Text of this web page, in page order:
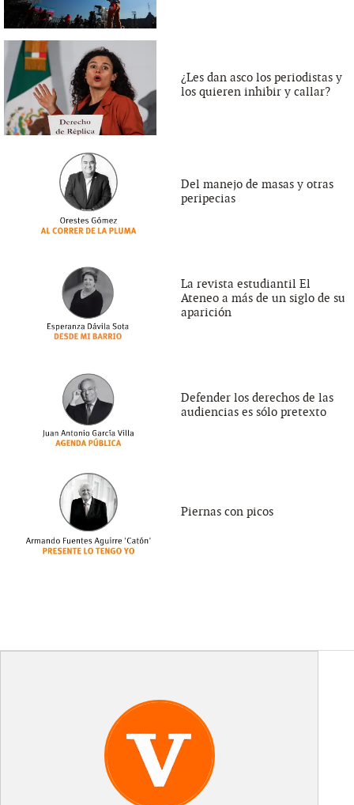
¿Les dan asco los periodistas y
los quieren inhibir y callar?
Del manejo de masas y otras
peripecias
La revista estudiantil El
Ateneo a más de un siglo de su
aparición
Defender los derechos de las
audiencias es sólo pretexto
Piernas con picos